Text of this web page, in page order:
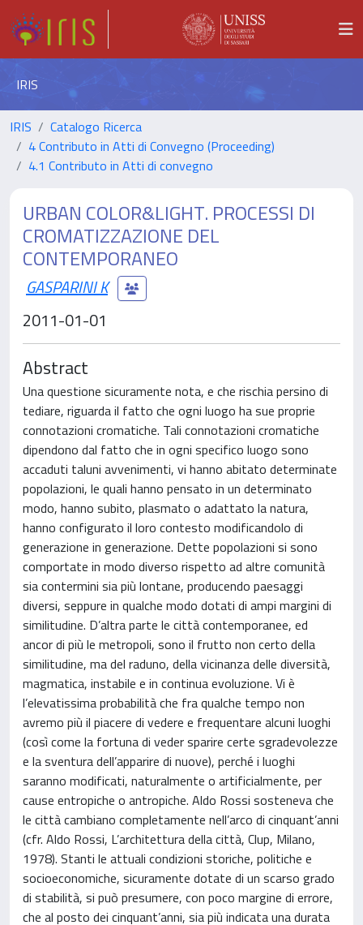
IRIS
IRIS
Catalogo Ricerca
4 Contributo in Atti di Convegno (Proceeding)
4.1 Contributo in Atti di convegno
URBAN COLOR&LIGHT. PROCESSI DI
CROMATIZZAZIONE DEL
CONTEMPORANEO
GASPARINI K
2011-01-01
Abstract
Una questione sicuramente nota, e che rischia persino di
tediare, riguarda il fatto che ogni luogo ha sue proprie
connotazioni cromatiche. Tali connotazioni cromatiche
dipendono dal fatto che in ogni specifico luogo sono
accaduti taluni avvenimenti, vi hanno abitato determinate
popolazioni, le quali hanno pensato in un determinato
modo, hanno subito, plasmato o adattato la natura,
hanno configurato il loro contesto modificandolo di
generazione in generazione. Dette popolazioni si sono
comportate in modo diverso rispetto ad altre comunità
sia contermini sia più lontane, producendo paesaggi
diversi, seppure in qualche modo dotati di ampi margini di
similitudine. D’altra parte le città contemporanee, ed
ancor di più le metropoli, sono il frutto non certo della
similitudine, ma del raduno, della vicinanza delle diversità,
magmatica, instabile e in continua evoluzione. Vi è
l’elevatissima probabilità che fra qualche tempo non
avremo più il piacere di vedere e frequentare alcuni luoghi
(così come la fortuna di veder sparire certe sgradevolezze
e la sventura dell’apparire di nuove), perché i luoghi
saranno modificati, naturalmente o artificialmente, per
cause entropiche o antropiche. Aldo Rossi sosteneva che
le città cambiano completamente nell’arco di cinquant’anni
(cfr. Aldo Rossi, L’architettura della città, Clup, Milano,
1978). Stanti le attuali condizioni storiche, politiche e
socioeconomiche, sicuramente dotate di un scarso grado
di stabilità, si può presumere, con poco margine di errore,
che al posto dei cinquant’anni, sia più indicata una durata